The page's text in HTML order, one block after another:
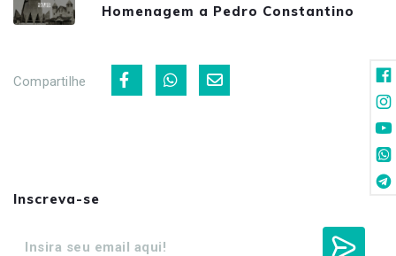
Homenagem a Pedro Constantino
Compartilhe
Inscreva-se